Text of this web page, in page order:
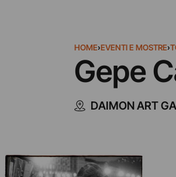
HOME›EVENTI E MOSTRE›
Gepe
DAIMON ART